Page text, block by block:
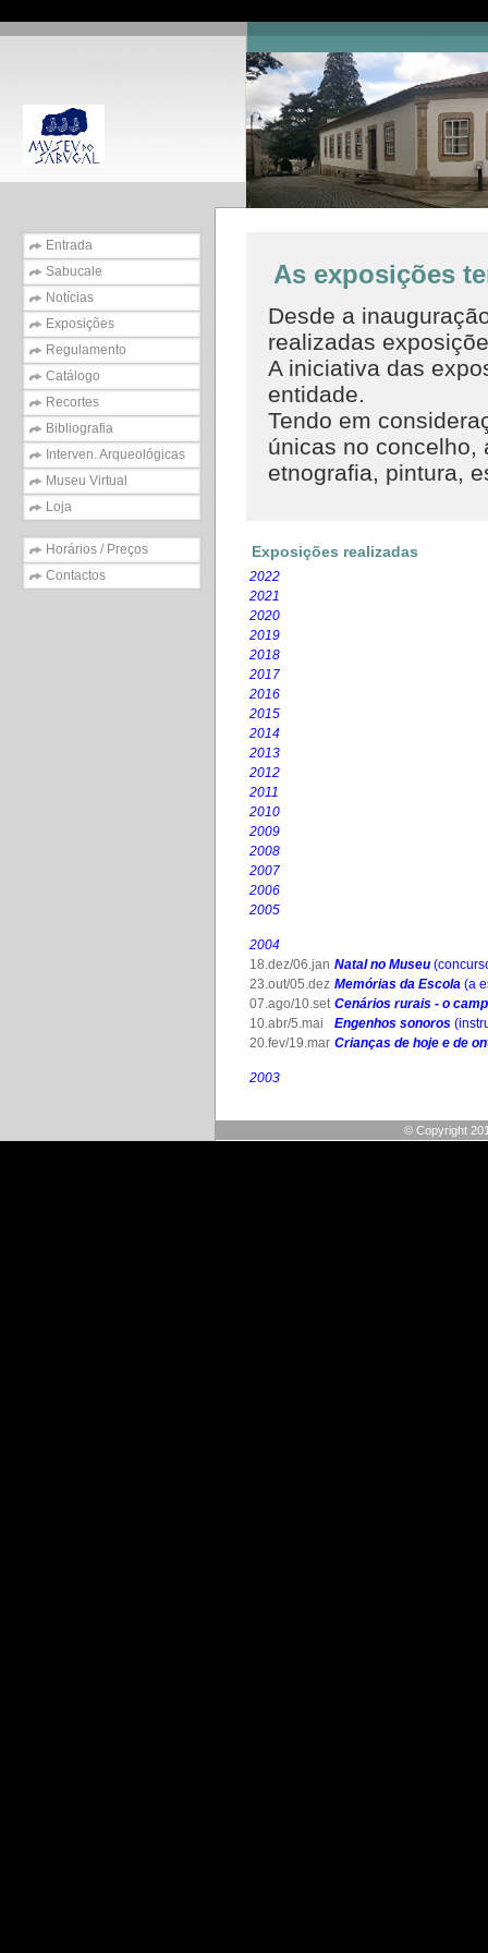
Entrada
Sabucale
Notícias
Exposições
Regulamento
Catálogo
Recortes
Bibliografia
Interven. Arqueológicas
Museu Virtual
Loja
Horários / Preços
Contactos
As exposições
Desde a
realizadas
A iniciativa das
entidade.
Tendo em
únicas no concelho,
etnografia, pintura,
Exposições realizadas
2022
2021
2020
2019
2018
2017
2016
2015
2014
2013
2012
2011
2010
2009
2008
2007
2006
2005
2004
18.dez/06.jan Natal no Museu
23.out/05.dez Memórias da Escola (a
07.ago/10.set Cenários rurais - o
10.abr/5.mai
Engenhos sonoros
20.fev/19.mar Crianças de hoje e de
2003
© Copyright